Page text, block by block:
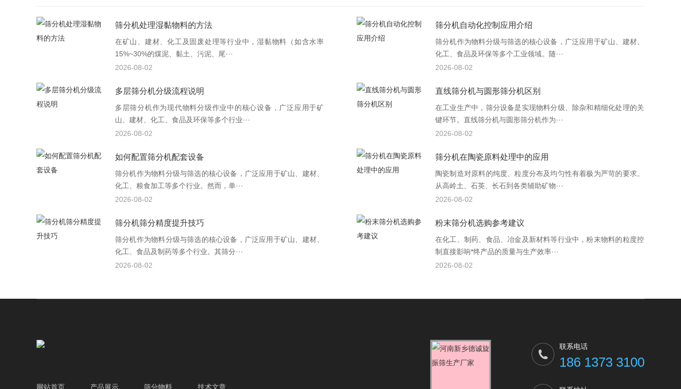
筛分机处理湿黏物料的方法
在矿山、建材、化工及固废处理等行业中，湿黏物料（如含水率
15%~30%的煤泥、黏土、污泥、尾···
2026-08-02
筛分机自动化控制应用介绍
筛分机作为物料分级与筛选的核心设备，广泛应用于矿山、建材、
化工、食品及环保等多个工业领域。随···
2026-08-02
多层筛分机分级流程说明
多层筛分机作为现代物料分级作业中的核心设备，广泛应用于矿
山、建材、化工、食品及环保等多个行业···
2026-08-02
直线筛分机与圆形筛分机区别
在工业生产中，筛分设备是实现物料分级、除杂和精细化处理的关
键环节。直线筛分机与圆形筛分机作为···
2026-08-02
如何配置筛分机配套设备
筛分机作为物料分级与筛选的核心设备，广泛应用于矿山、建材、
化工、粮食加工等多个行业。然而，单···
2026-08-02
筛分机在陶瓷原料处理中的应用
陶瓷制造对原料的纯度、粒度分布及均匀性有着极为严苛的要求。
从高岭土、石英、长石到各类辅助矿物···
2026-08-02
筛分机筛分精度提升技巧
筛分机作为物料分级与筛选的核心设备，广泛应用于矿山、建材、
化工、食品及制药等多个行业。其筛分···
2026-08-02
粉末筛分机选购参考建议
在化工、制药、食品、冶金及新材料等行业中，粉末物料的粒度控
制直接影响*终产品的质量与生产效率···
2026-08-02
网站首页 产品展示 筛分物料 技术文章
联系电话
186 1373 3100